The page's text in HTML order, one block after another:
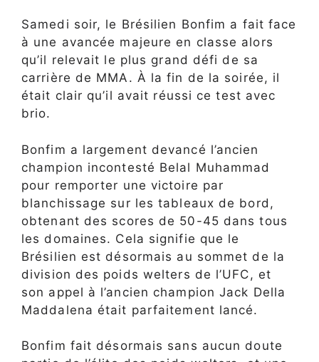
Samedi soir, le Brésilien Bonfim a fait face
à une avancée majeure en classe alors
qu’il relevait le plus grand défi de sa
carrière de MMA. À la fin de la soirée, il
était clair qu’il avait réussi ce test avec
brio.
Bonfim a largement devancé l’ancien
champion incontesté Belal Muhammad
pour remporter une victoire par
blanchissage sur les tableaux de bord,
obtenant des scores de 50-45 dans tous
les domaines. Cela signifie que le
Brésilien est désormais au sommet de la
division des poids welters de l’UFC, et
son appel à l’ancien champion Jack Della
Maddalena était parfaitement lancé.
Bonfim fait désormais sans aucun doute